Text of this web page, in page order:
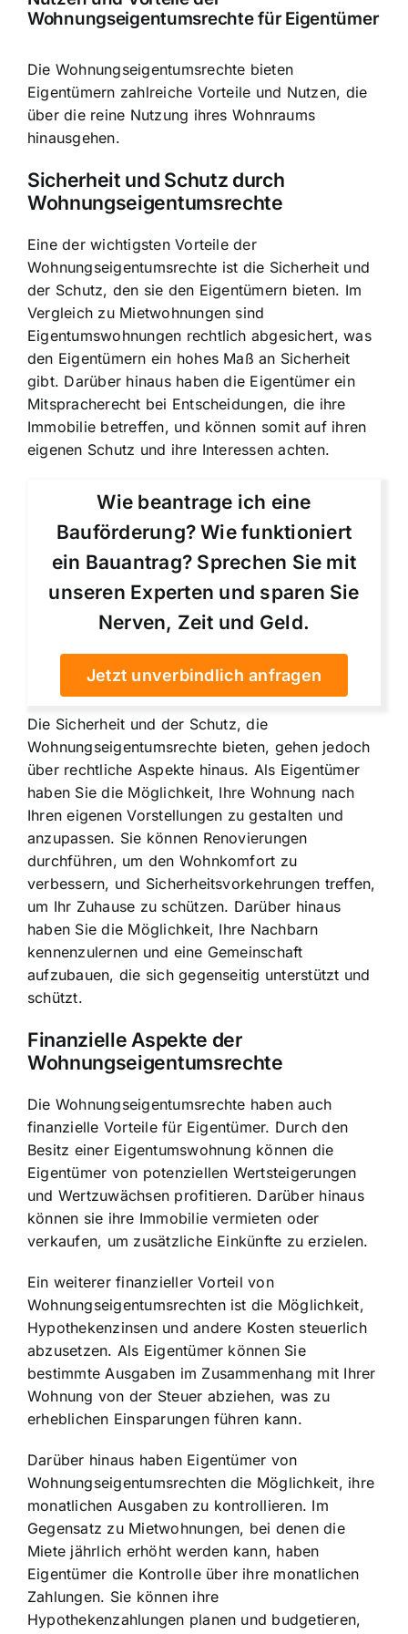
Wohnungseigentumsrechte für Eigentümer
Die Wohnungseigentumsrechte bieten
Eigentümern zahlreiche Vorteile und Nutzen, die
über die reine Nutzung ihres Wohnraums
hinausgehen.
Sicherheit und Schutz durch
Wohnungseigentumsrechte
Eine der wichtigsten Vorteile der
Wohnungseigentumsrechte ist die Sicherheit und
der Schutz, den sie den Eigentümern bieten. Im
Vergleich zu Mietwohnungen sind
Eigentumswohnungen rechtlich abgesichert, was
den Eigentümern ein hohes Maß an Sicherheit
gibt. Darüber hinaus haben die Eigentümer ein
Mitspracherecht bei Entscheidungen, die ihre
Immobilie betreffen, und können somit auf ihren
eigenen Schutz und ihre Interessen achten.
Wie beantrage ich eine
Bauförderung? Wie funktioniert
ein Bauantrag? Sprechen Sie mit
unseren Experten und sparen Sie
Nerven, Zeit und Geld.
Jetzt unverbindlich anfragen
Die Sicherheit und der Schutz, die
Wohnungseigentumsrechte bieten, gehen jedoch
über rechtliche Aspekte hinaus. Als Eigentümer
haben Sie die Möglichkeit, Ihre Wohnung nach
Ihren eigenen Vorstellungen zu gestalten und
anzupassen. Sie können Renovierungen
durchführen, um den Wohnkomfort zu
verbessern, und Sicherheitsvorkehrungen treffen,
um Ihr Zuhause zu schützen. Darüber hinaus
haben Sie die Möglichkeit, Ihre Nachbarn
kennenzulernen und eine Gemeinschaft
aufzubauen, die sich gegenseitig unterstützt und
schützt.
Finanzielle Aspekte der
Wohnungseigentumsrechte
Die Wohnungseigentumsrechte haben auch
finanzielle Vorteile für Eigentümer. Durch den
Besitz einer Eigentumswohnung können die
Eigentümer von potenziellen Wertsteigerungen
und Wertzuwächsen profitieren. Darüber hinaus
können sie ihre Immobilie vermieten oder
verkaufen, um zusätzliche Einkünfte zu erzielen.
Ein weiterer finanzieller Vorteil von
Wohnungseigentumsrechten ist die Möglichkeit,
Hypothekenzinsen und andere Kosten steuerlich
abzusetzen. Als Eigentümer können Sie
bestimmte Ausgaben im Zusammenhang mit Ihrer
Wohnung von der Steuer abziehen, was zu
erheblichen Einsparungen führen kann.
Darüber hinaus haben Eigentümer von
Wohnungseigentumsrechten die Möglichkeit, ihre
monatlichen Ausgaben zu kontrollieren. Im
Gegensatz zu Mietwohnungen, bei denen die
Miete jährlich erhöht werden kann, haben
Eigentümer die Kontrolle über ihre monatlichen
Zahlungen. Sie können ihre
Hypothekenzahlungen planen und budgetieren,